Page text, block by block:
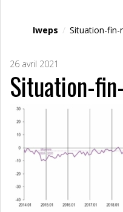
Iweps / Situation-fin-
26 avril 2021
Situation-